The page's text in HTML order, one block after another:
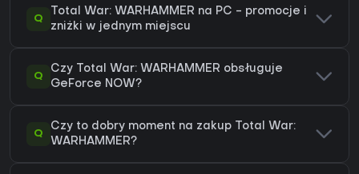
Q
Total War: WARHAMMER na PC - promocje i
zniżki w jednym miejscu
Q
Czy Total War: WARHAMMER obsługuje
GeForce NOW?
Q
Czy to dobry moment na zakup Total War:
WARHAMMER?